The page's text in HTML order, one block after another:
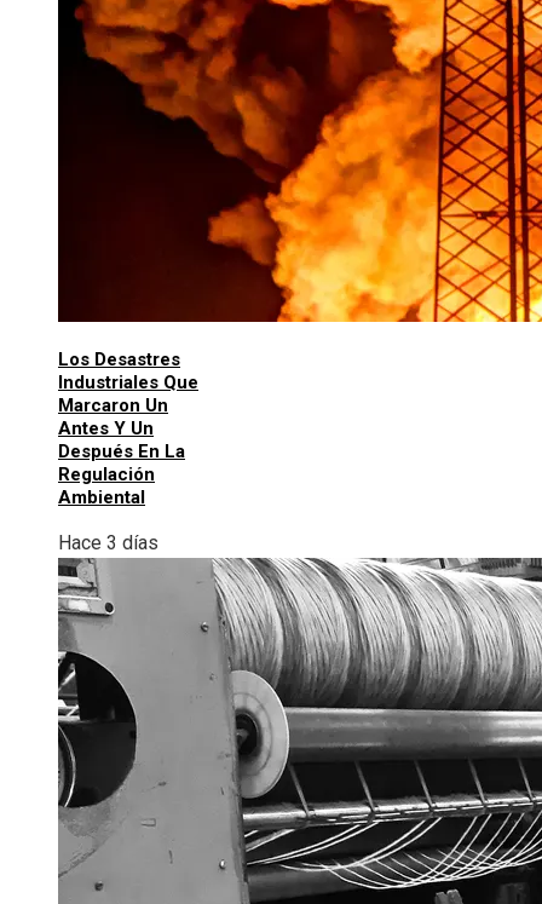
Los Desastres
Industriales Que
Marcaron Un
Antes Y Un
Después En La
Regulación
Ambiental
Hace 3 días